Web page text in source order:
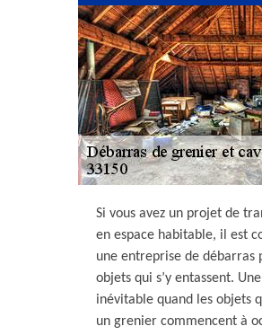
Si vous avez un projet de
en espace habitable, il est
une entreprise de débarras
objets qui s’y entassent.
inévitable quand les objets
un grenier commencent à